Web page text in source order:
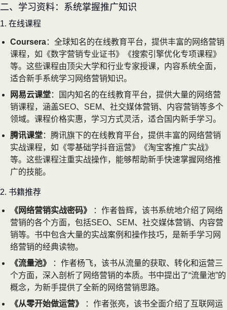
二、学习资料：系统掌握推广知识
1. 在线课程
Coursera：全球知名的在线教育平台，提供丰富的网络营销
课程，如《数字营销专业证书》《搜索引擎优化专项课程》
等。这些课程由顶尖大学和行业专家授课，内容系统全面，
适合新手系统学习网络营销知识。
网易云课堂：国内知名的在线教育平台，提供大量的网络营
销课程，涵盖SEO、SEM、社交媒体营销、内容营销等多个
领域。课程价格实惠，学习方式灵活，适合国内新手学习。
腾讯课堂：腾讯旗下的在线教育平台，提供丰富的网络营销
实战课程，如《零基础学抖音运营》《淘宝客推广实战》
等。这些课程注重实战操作，能够帮助新手快速掌握网络推
广的技能。
2. 书籍推荐
《网络营销实战密码》
：作者昝辉，该书系统地介绍了网络
营销的各个方面，包括SEO、SEM、社交媒体营销、内容营
销等。书中包含大量的实战案例和操作技巧，是新手学习网
络营销的经典读物。
《流量池》
：作者杨飞，该书从流量的获取、转化和运营三
个方面，深入剖析了网络营销的本质。书中提出了“流量池”的
概念，为新手提供了全新的网络营销思路。
《从零开始做运营》
：作者张亮，该书全面介绍了互联网运